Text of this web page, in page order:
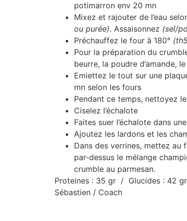
potimarron env 20 mn
Mixez et rajouter de l’eau
ou purée). Assaisonnez (sel/
Préchauffez le four à 180°
Pour la préparation du
beurre, la poudre d’amande,
Emiettez le tout sur une
mn selon les fours
Pendant ce temps, nettoyez
Ciselez l’échalote
Faites suer l’échalote dans
Ajoutez les lardons et les
Dans des verrines, mettez
par-dessus le mélange
crumble au parmesan.
Proteines : 35 gr / Glucides : 42
Sébastien / Coach